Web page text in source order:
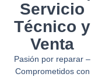
Servicio
Técnico y
Venta
Pasión por reparar –
Comprometidos con